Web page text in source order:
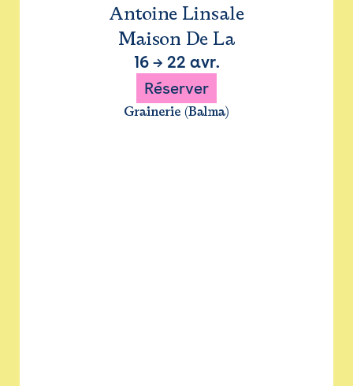
Antoine Linsale
Maison De La
16→ 22 avr.
Réserver
Grainerie (Balma)